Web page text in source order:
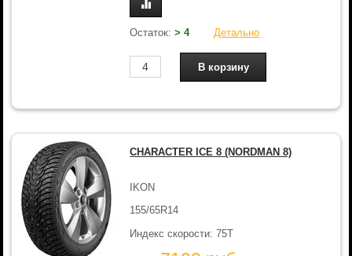
Остаток:> 4 Детально
CHARACTER ICE 8 (NORDMAN 8)
IKON
155/65R14
Индекс скорости: 75T